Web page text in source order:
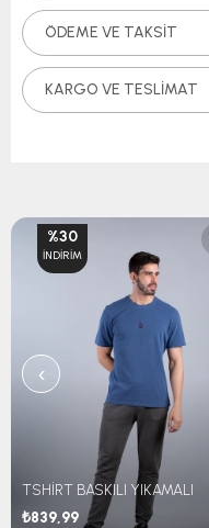
ÖDEME VE TAKSIT
KARGO VE TESLIMAT
TSHİRT BASKILI YIKAMALI
₺839,99
%30
İNDIRIM
‹